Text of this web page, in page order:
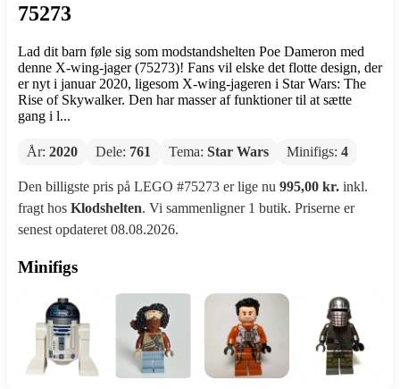
75273
Lad dit barn føle sig som modstandshelten Poe Dameron med
denne X-wing-jager (75273)! Fans vil elske det flotte design, der
er nyt i januar 2020, ligesom X-wing-jageren i Star Wars: The
Rise of Skywalker. Den har masser af funktioner til at sætte
gang i l...
År: 2020 Dele: 761 Tema: Star Wars Minifigs: 4
Den billigste pris på LEGO #75273 er lige nu 995,00 kr. inkl.
fragt hos Klodshelten. Vi sammenligner 1 butik. Priserne er
senest opdateret 08.08.2026.
Minifigs